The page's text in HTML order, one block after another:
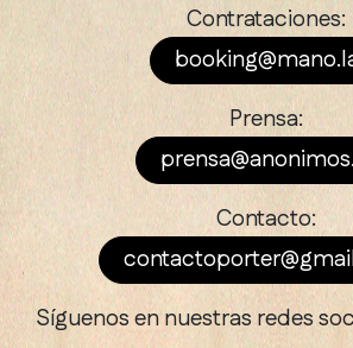
Contrataciones:
Prensa:
Contacto:
Síguenos en nuestras redes